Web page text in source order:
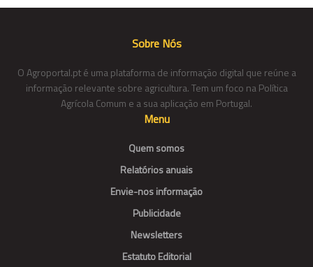
Sobre Nós
O Agroportal.pt é uma plataforma de informação digital que reúne a
informação relevante sobre agricultura. Tem um foco na Política
Agrícola Comum e a sua aplicação em Portugal.
Menu
Quem somos
Relatórios anuais
Envie-nos informação
Publicidade
Newsletters
Estatuto Editorial